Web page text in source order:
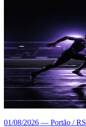
01/08/2026 — Portão / RS